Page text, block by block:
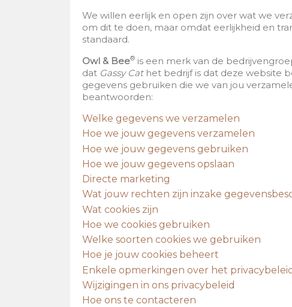
We willen eerlijk en open zijn over wat we
om dit te doen, maar omdat eerlijkheid en
standaard.
Owl & Bee® is een merk van de
dat Gassy Cathet bedrijf is dat deze website
gegevens gebruiken die we van jou
beantwoorden:
Welke gegevens we verzamelen
Hoe we jouw gegevens verzamelen
Hoe we jouw gegevens gebruiken
Hoe we jouw gegevens opslaan
Directe marketing
Wat jouw rechten zijn inzake
Wat cookies zijn
Hoe we cookies gebruiken
Welke soorten cookies we gebruiken
Hoe je jouw cookies beheert
Enkele opmerkingen over het
Wijzigingen in ons privacybeleid
Hoe ons te contacteren